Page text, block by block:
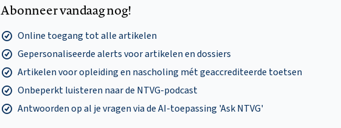
Abonneer vandaag nog!
Online toegang tot alle artikelen
Gepersonaliseerde alerts voor artikelen en dossiers
Artikelen voor opleiding en nascholing mét geaccrediteerde toetsen
Onbeperkt luisteren naar de NTVG-podcast
Antwoorden op al je vragen via de AI-toepassing 'Ask NTVG'